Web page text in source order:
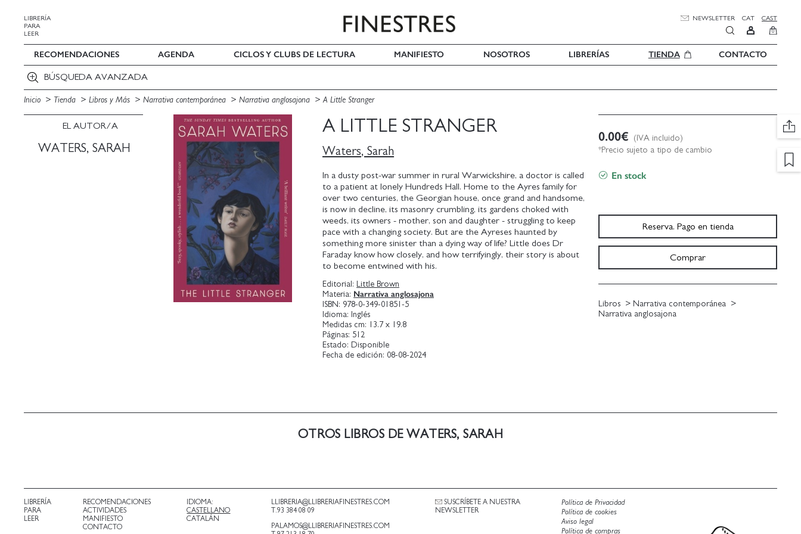
LIBRERÍA
PARA
LEER
NEWSLETTER CAT CAST
0
RECOMENDACIONES AGENDA CICLOS Y CLUBS DE LECTURA MANIFIESTO NOSOTROS LIBRERÍAS TIENDA CONTACTO
BÚSQUEDA AVANZADA
Inicio Tienda Libros y Más Narrativa contemporánea Narrativa anglosajona A Little Stranger
EL AUTOR/A
WATERS, SARAH
A LITTLE STRANGER
Waters, Sarah
In a dusty post-war summer in rural Warwickshire, a doctor is called
to a patient at lonely Hundreds Hall. Home to the Ayres family for
over two centuries, the Georgian house, once grand and handsome,
is now in decline, its masonry crumbling, its gardens choked with
weeds, its owners - mother, son and daughter - struggling to keep
pace with a changing society. But are the Ayreses haunted by
something more sinister than a dying way of life? Little does Dr
Faraday know how closely, and how terrifyingly, their story is about
to become entwined with his.
Editorial: Little Brown
Materia: Narrativa anglosajona
ISBN: 978-0-349-01851-5
Idioma: Inglés
Medidas cm: 13.7 x 19.8
Páginas: 512
Estado: Disponible
Fecha de edición: 08-08-2024
0.00€
(IVA incluido)
*Precio sujeto a tipo de cambio
En stock
Reserva. Pago en tienda
Comprar
Libros
Narrativa contemporánea
Narrativa anglosajona
OTROS LIBROS DE WATERS, SARAH
LIBRERÍA
PARA
LEER
RECOMENDACIONES
ACTIVIDADES
MANIFIESTO
CONTACTO
IDIOMA:
CASTELLANO
CATALÁN
LLIBRERIA@LLIBRERIAFINESTRES.COM
T.93 384 08 09
PALAMOS@LLIBRERIAFINESTRES.COM
SUSCRÍBETE A NUESTRA
NEWSLETTER
Política de Privacidad
Política de cookies
Aviso legal
Política de compras